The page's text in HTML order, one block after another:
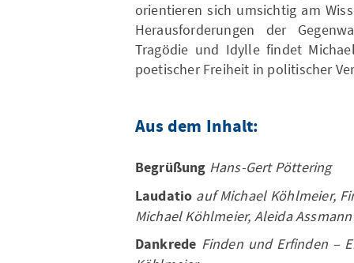
orientieren sich umsichtig am
Herausforderungen der
Tragödie und Idylle findet
poetischer Freiheit in politischer
Aus dem Inhalt:
Begrüßung Hans-Gert Pöttering
Laudatio auf Michael Köhlmeier,
Michael Köhlmeier, Aleida Assmann
Dankrede Finden und Erfinden –